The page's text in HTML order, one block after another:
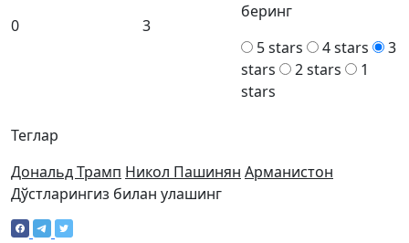
Теглар
Дональд Трамп Никол Пашинян Арманистон
0
3
беринг
5 stars
4 stars
3
stars
2 stars
1
stars
Дўстларингиз билан улашинг